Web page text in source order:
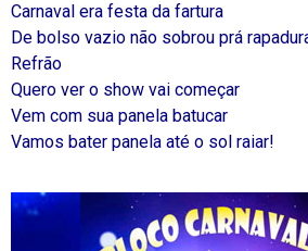
Carnaval era festa da fartura
De bolso vazio não sobrou prá
Refrão
Quero ver o show vai começar
Vem com sua panela batucar
Vamos bater panela até o sol raiar!